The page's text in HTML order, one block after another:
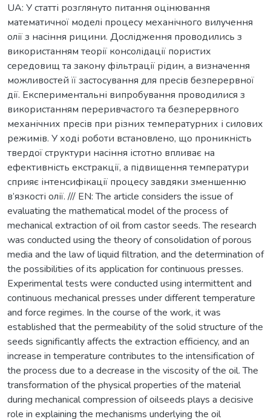
UA: У статті розглянуто питання оцінювання
математичної моделі процесу механічного вилучення
олії з насіння рицини. Дослідження проводились з
використанням теорії консолідації пористих
середовищ та закону фільтрації рідин, а визначення
можливостей її застосування для пресів безперервної
дії. Експериментальні випробування проводилися з
використанням переривчастого та безперервного
механічних пресів при різних температурних і силових
режимів. У ході роботи встановлено, що проникність
твердої структури насіння істотно впливає на
ефективність екстракції, а підвищення температури
сприяє інтенсифікації процесу завдяки зменшенню
в’язкості олії. /// EN: The article considers the issue of
evaluating the mathematical model of the process of
mechanical extraction of oil from castor seeds. The research
was conducted using the theory of consolidation of porous
media and the law of liquid filtration, and the determination of
the possibilities of its application for continuous presses.
Experimental tests were conducted using intermittent and
continuous mechanical presses under different temperature
and force regimes. In the course of the work, it was
established that the permeability of the solid structure of the
seeds significantly affects the extraction efficiency, and an
increase in temperature contributes to the intensification of
the process due to a decrease in the viscosity of the oil. The
transformation of the physical properties of the material
during mechanical compression of oilseeds plays a decisive
role in explaining the mechanisms underlying the oil